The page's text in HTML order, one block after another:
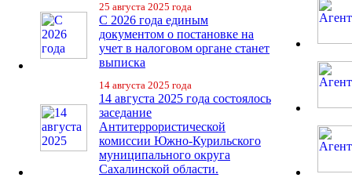
25 августа 2025 года
С 2026 года единым
документом о постановке на
учет в налоговом органе станет
выписка
14 августа 2025 года
14 августа 2025 года состоялось
заседание
Антитеррористической
комиссии Южно-Курильского
муниципального округа
Сахалинской области.